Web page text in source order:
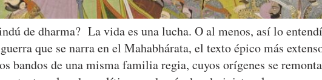
de dharma? La vida es una lucha. O al menos, así lo
que se narra en el Mahabhárata, el texto épico más
bandos de una misma familia regia, cuyos orígenes se